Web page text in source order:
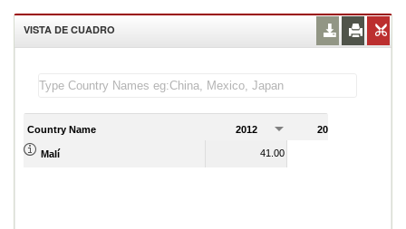
VISTA DE CUADRO
Country Name 2012 2013
Malí 41.00